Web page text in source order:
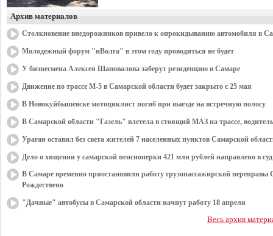
Архив материалов
Столкновение внедорожников привело к опрокидыванию автомобиля в
Молодежный форум "иВолга" в этом году проводиться не будет
У бизнесмена Алексея Шаповалова заберут резиденцию в Самаре
Движение по трассе М-5 в Самарской области будет закрыто с 25 мая
В Новокуйбышевске мотоциклист погиб при выезде на встречную полосу
В Самарской области "Газель" влетела в стоящий МАЗ на трассе,
Ураган оставил без света жителей 7 населенных пунктов Самарской
Дело о хищении у самарской пенсионерки 421 млн рублей направлено в суд
В Самаре временно приостановили работу грузопассажирской переправы
Рождествено
"Дачные" автобусы в Самарской области начнут работу 18 апреля
Весь архив